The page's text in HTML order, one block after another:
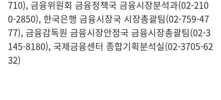
710), 금융위원회 금융정책국 금융시장분석과(02-210
0-2850), 한국은행 금융시장국 시장총괄팀(02-759-47
77), 금융감독원 금융시장안정국 금융시장총괄팀(02-3
145-8180), 국제금융센터 종합기획분석실(02-3705-62
32)